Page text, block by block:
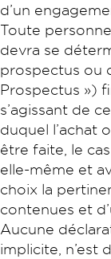
d’un
Toute
devra se
prospectus ou
Prospectus »)
s’agissant de
duquel l’achat
être faite, le
elle-même et
choix la
contenues et
Aucune
implicite, n’est